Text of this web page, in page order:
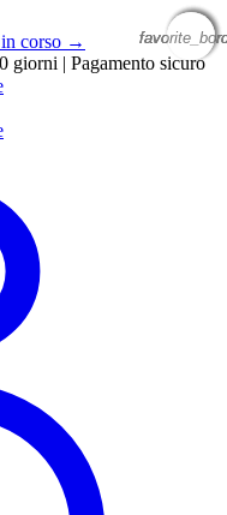
in corso →
giorni | Pagamento sicuro